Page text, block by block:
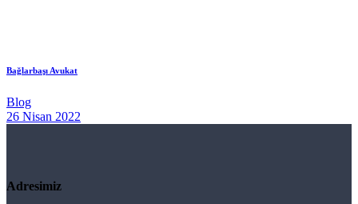
Bağlarbaşı Avukat
Blog
26 Nisan 2022
Adresimiz